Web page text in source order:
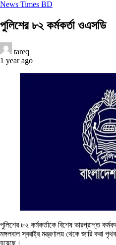
News Times BD
পুলিশের ৮২ কর্মকর্তা ওএসডি
tareq
1 year ago
পুলিশের ৮২ কর্মকর্তাকে বিশেষ ভারপ্রাপ্ত
মঙ্গলবাল স্বরাষ্ট্র মন্ত্রণালয় থেকে জারি করা
হয়েছে।